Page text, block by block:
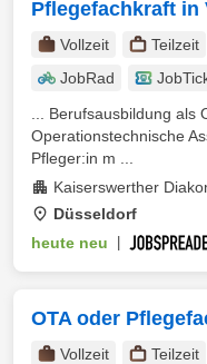
Pflegefachkraft in
Vollzeit Teilzeit
JobRad
... Berufsausbildung als
Operationstechnische
Pfleger:in m ...
Kaiserswerther
Düsseldorf
heute neu
OTA oder
Vollzeit Teilzeit